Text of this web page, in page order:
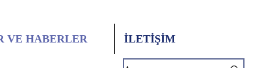
VE HABERLER İLETİŞİM